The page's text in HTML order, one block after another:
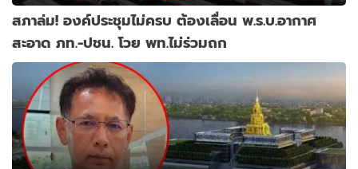
สภาล่ม! องค์ประชุมไม่ครบ ต้องเลื่อน พ.ร.บ.อากาศ
สะอาด ภท.-ปชน. โวย พท.ไม่ร่วมถก